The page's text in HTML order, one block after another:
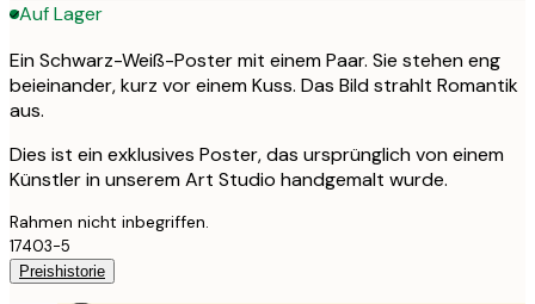
Auf Lager
Ein Schwarz-Weiß-Poster mit einem Paar. Sie stehen eng
beieinander, kurz vor einem Kuss. Das Bild strahlt Romantik
aus.
Dies ist ein exklusives Poster, das ursprünglich von einem
Künstler in unserem Art Studio handgemalt wurde.
Rahmen nicht inbegriffen.
17403-5
Preishistorie